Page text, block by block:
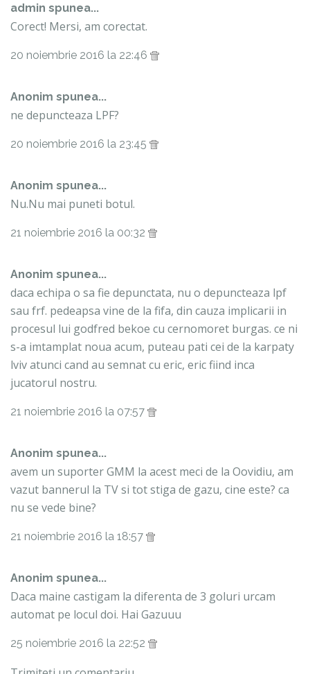
admin spunea...
Corect! Mersi, am corectat.
20 noiembrie 2016 la 22:46
Anonim spunea...
ne depuncteaza LPF?
20 noiembrie 2016 la 23:45
Anonim spunea...
Nu.Nu mai puneti botul.
21 noiembrie 2016 la 00:32
Anonim spunea...
daca echipa o sa fie depunctata, nu o depuncteaza lpf
sau frf. pedeapsa vine de la fifa, din cauza implicarii in
procesul lui godfred bekoe cu cernomoret burgas. ce ni
s-a imtamplat noua acum, puteau pati cei de la karpaty
lviv atunci cand au semnat cu eric, eric fiind inca
jucatorul nostru.
21 noiembrie 2016 la 07:57
Anonim spunea...
avem un suporter GMM la acest meci de la Oovidiu, am
vazut bannerul la TV si tot stiga de gazu, cine este? ca
nu se vede bine?
21 noiembrie 2016 la 18:57
Anonim spunea...
Daca maine castigam la diferenta de 3 goluri urcam
automat pe locul doi. Hai Gazuuu
25 noiembrie 2016 la 22:52